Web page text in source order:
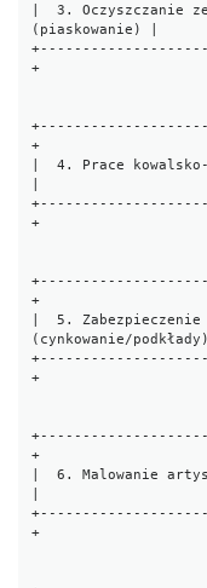
|  3. Oczyszczanie
(piaskowanie) |
+
+
|  4. Prace
+
+
|  5. Zabezpieczenie
(cynkowanie/
+
+
|  6. Malowanie
+